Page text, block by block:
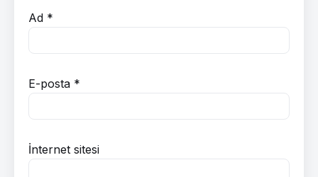
Ad *
E-posta *
İnternet sitesi